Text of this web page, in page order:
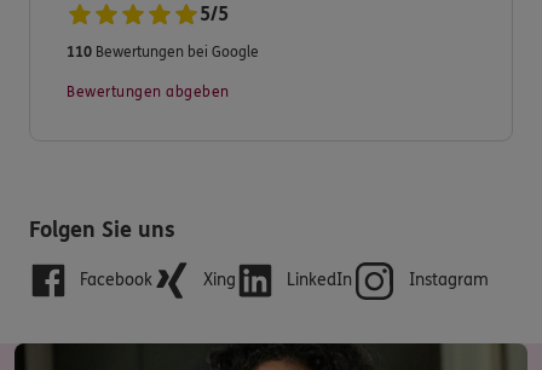
5/5
110 Bewertungen bei Google
Bewertungen abgeben
Folgen Sie uns
Facebook Xing LinkedIn Instagram